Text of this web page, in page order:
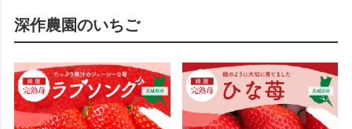
深作農園のいちご